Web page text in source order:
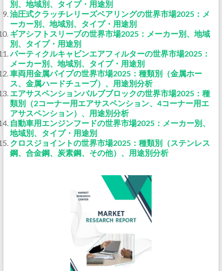
別、地域別、タイプ・用途別
油圧式クラッチレリーズベアリングの世界市場2025：メ
ーカー別、地域別、タイプ・用途別
ギアシフトスリーブの世界市場2025：メーカー別、地域
別、タイプ・用途別
パーティクルキャビンエアフィルターの世界市場2025：
メーカー別、地域別、タイプ・用途別
車両用金属パイプの世界市場2025：種類別（金属ホー
ス、金属ハードチューブ）、用途別分析
エアサスペンションバルブブロックの世界市場2025：種
類別（2コーナー用エアサスペンション、4コーナー用エ
アサスペンション）、用途別分析
自動車用エンジンフードの世界市場2025：メーカー別、
地域別、タイプ・用途別
クロスジョイントの世界市場2025：種類別（ステンレス
鋼、合金鋼、炭素鋼、その他）、用途別分析